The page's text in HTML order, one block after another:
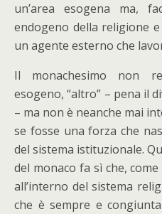
un’area esogena ma,
endogeno della religione
un agente esterno che
Il monachesimo non
esogeno, “altro” – pena il
– ma non è neanche mai
se fosse una forza che
del sistema istituzionale.
del monaco fa sì che,
all’interno del sistema
che è sempre e